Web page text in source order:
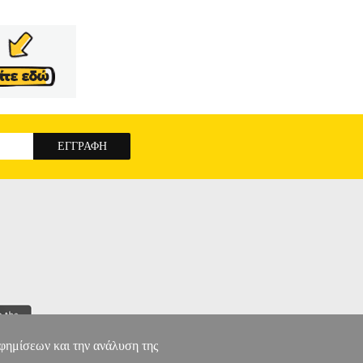
και την ανάλυση της